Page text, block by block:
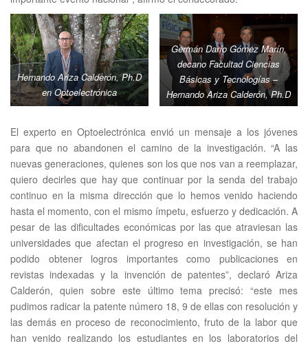
Hernando Ariza Calderón, Ph.D
en Optoelectrónica
Germán Darío Gómez Marín,
decano Facultad Ciencias
Básicas y Tecnologías–
Hernando Ariza Calderón, Ph.D
–Padre Carlos Eduardo Osorio
Quindío – José Fernando
Echeverry murillo, rector
Uniquindío
El experto en Optoelectrónica envió un mensaje a los jóvenes
para que no abandonen el camino de la investigación. “A las
nuevas generaciones, quienes son los que nos van a reemplazar,
quiero decirles que hay que continuar por la senda del trabajo
continuo en la misma dirección que lo hemos venido haciendo
hasta el momento, con el mismo ímpetu, esfuerzo y dedicación. A
pesar de las dificultades económicas por las que atraviesan las
universidades que afectan el progreso en investigación, se han
podido obtener logros importantes como publicaciones en
revistas indexadas y la invención de patentes”, declaró Ariza
Calderón, quien sobre este último tema precisó: “este mes
pudimos radicar la patente número 18, 9 de ellas con resolución y
las demás en proceso de reconocimiento, fruto de la labor que
han venido realizando los estudiantes en los laboratorios del